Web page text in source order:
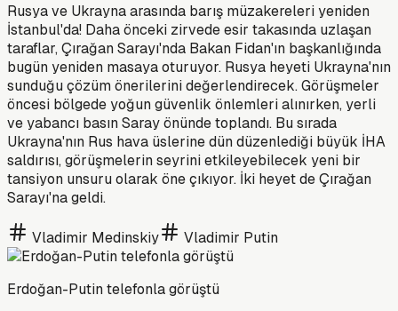
Rusya ve Ukrayna arasında barış müzakereleri yeniden
İstanbul'da! Daha önceki zirvede esir takasında uzlaşan
taraflar, Çırağan Sarayı'nda Bakan Fidan'ın başkanlığında
bugün yeniden masaya oturuyor. Rusya heyeti Ukrayna'nın
sunduğu çözüm önerilerini değerlendirecek. Görüşmeler
öncesi bölgede yoğun güvenlik önlemleri alınırken, yerli
ve yabancı basın Saray önünde toplandı. Bu sırada
Ukrayna'nın Rus hava üslerine dün düzenlediği büyük İHA
saldırısı, görüşmelerin seyrini etkileyebilecek yeni bir
tansiyon unsuru olarak öne çıkıyor. İki heyet de Çırağan
Sarayı'na geldi.
Vladimir Medinskiy Vladimir Putin
Erdoğan-Putin telefonla görüştü